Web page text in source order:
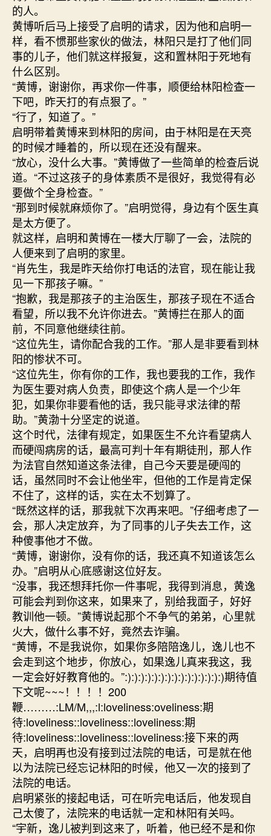
的人。
黄博听后马上接受了启明的请求，因为他和启明一
样，看不惯那些家伙的做法，林阳只是打了他们同
事的儿子，他们就这样报复，这和置林阳于死地有
什么区别。
“黄博，谢谢你，再求你一件事，顺便给林阳检查一
下吧，昨天打的有点狠了。”
“行了，知道了。”
启明带着黄博来到林阳的房间，由于林阳是在天亮
的时候才睡着的，所以现在还没有醒来。
“放心，没什么大事。”黄博做了一些简单的检查后说
道。“不过这孩子的身体素质不是很好，我觉得有必
要做个全身检查。”
“那到时候就麻烦你了。”启明觉得，身边有个医生真
是太方便了。
就这样，启明和黄博在一楼大厅聊了一会，法院的
人便来到了启明的家里。
“肖先生，我是昨天给你打电话的法官，现在能让我
见一下那孩子嘛。”
“抱歉，我是那孩子的主治医生，那孩子现在不适合
看望，所以我不允许你进去。”黄博拦在那人的面
前，不同意他继续往前。
“这位先生，请你配合我的工作。”那人是非要看到林
阳的惨状不可。
“这位先生，你有你的工作，我也要我的工作，我作
为医生要对病人负责，即使这个病人是一个少年
犯，如果你非要看他的话，我只能寻求法律的帮
助。”黄渤十分坚定的说道。
这个时代，法律有规定，如果医生不允许看望病人
而硬闯病房的话，最高可判十年有期徒刑，那人作
为法官自然知道这条法律，自己今天要是硬闯的
话，虽然同时不会让他坐牢，但他的工作是肯定保
不住了，这样的话，实在太不划算了。
“既然这样的话，那我就下次再来吧。”仔细考虑了一
会，那人决定放弃，为了同事的儿子失去工作，这
种傻事他才不做。
“黄博，谢谢你，没有你的话，我还真不知道该怎么
办。”启明从心底感谢这位好友。
“没事，我还想拜托你一件事呢，我得到消息，黄逸
可能会判到你这来，如果来了，别给我面子，好好
教训他一顿。”黄博说起那个不争气的弟弟，心里就
火大，做什么事不好，竟然去诈骗。
“黄博，不是我说你，如果你多陪陪逸儿，逸儿也不
会走到这个地步，你放心，如果逸儿真来我这，我
一定会好好教育他的。”:):):):):):):):):):):):):):):)期待值
下文呢~~~！！！！200
鞭………:LM/M,,,:l:loveliness:oveliness:期
待:loveliness::loveliness::loveliness:期
待:loveliness::loveliness::loveliness:接下来的两
天，启明再也没有接到过法院的电话，可是就在他
以为法院已经忘记林阳的时候，他又一次的接到了
法院的电话。
启明紧张的接起电话，可在听完电话后，他发现自
己太傻了，法院来的电话就一定和林阳有关吗。
“宇新，逸儿被判到这来了，听着，他已经不是和你